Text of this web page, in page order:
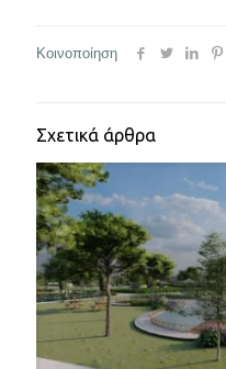
Κοινοποίηση
Σχετικά άρθρα